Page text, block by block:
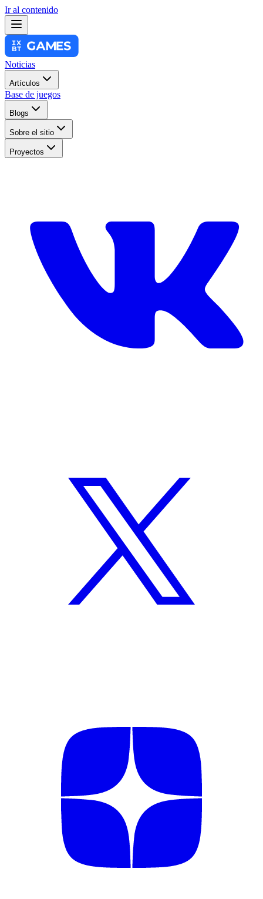
Ir al contenido
Noticias
Artículos
Base de juegos
Blogs
Sobre el sitio
Proyectos